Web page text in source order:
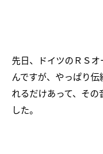
先日、ドイツのＲＳ
んですが、やっぱり
れるだけあって、そ
した。